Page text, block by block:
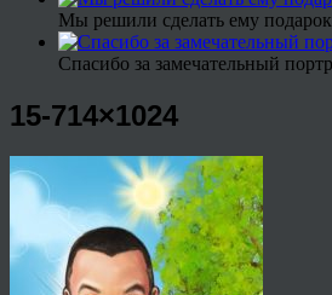
Мы решили сделать ему
Спасибо за замечательный
15-714×1024